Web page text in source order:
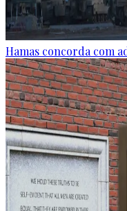
Hamas concorda com